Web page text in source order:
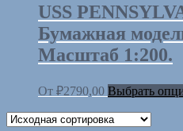
USS
Бумажная
Масштаб 1:200.
От ₽2790,00 Выбрать